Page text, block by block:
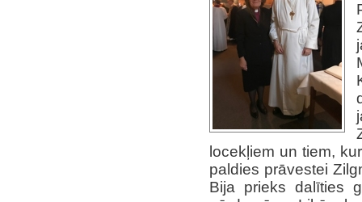
locekļiem un tiem,
paldies prāvestei
Bija prieks dalīties